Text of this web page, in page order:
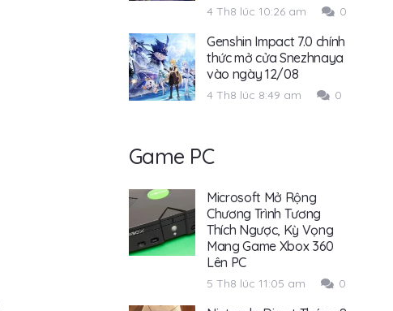
4 Th8 lúc 10:26 am 0
Genshin Impact 7.0 chính
thức mở cửa Snezhnaya
vào ngày 12/08
4 Th8 lúc 8:49 am 0
Game PC
Microsoft Mở Rộng
Chương Trình Tương
Thích Ngược, Kỳ Vọng
Mang Game Xbox 360
Lên PC
5 Th8 lúc 11:05 am 0